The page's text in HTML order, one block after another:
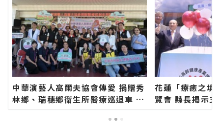
中華演藝人高爾夫協會傳愛 捐贈秀
林鄉、瑞穗鄉衛生所醫療巡迴車 縣
長代表花蓮鄉親表達感謝∣花蓮新
聞網官方網站各類新聞－最快速的
花蓮「療癒之境
覽會 縣長揭示
專屬的慢活步